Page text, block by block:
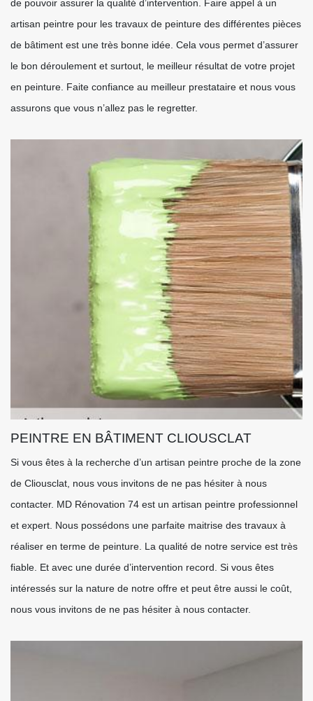
de pouvoir assurer la qualité d’intervention. Faire appel à un
artisan peintre pour les travaux de peinture des différentes pièces
de bâtiment est une très bonne idée. Cela vous permet d’assurer
le bon déroulement et surtout, le meilleur résultat de votre projet
en peinture. Faite confiance au meilleur prestataire et nous vous
assurons que vous n’allez pas le regretter.
PEINTRE EN BÂTIMENT CLIOUSCLAT
Si vous êtes à la recherche d’un artisan peintre proche de la zone
de Cliousclat, nous vous invitons de ne pas hésiter à nous
contacter. MD Rénovation 74 est un artisan peintre professionnel
et expert. Nous possédons une parfaite maitrise des travaux à
réaliser en terme de peinture. La qualité de notre service est très
fiable. Et avec une durée d’intervention record. Si vous êtes
intéressés sur la nature de notre offre et peut être aussi le coût,
nous vous invitons de ne pas hésiter à nous contacter.